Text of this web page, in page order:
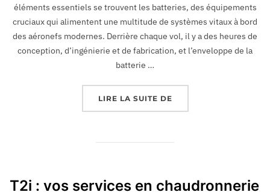
éléments essentiels se trouvent les batteries, des équipements
cruciaux qui alimentent une multitude de systèmes vitaux à bord
des aéronefs modernes. Derrière chaque vol, il y a des heures de
conception, d’ingénierie et de fabrication, et l’enveloppe de la
batterie …
LIRE LA SUITE DE
T2i : vos services en chaudronnerie